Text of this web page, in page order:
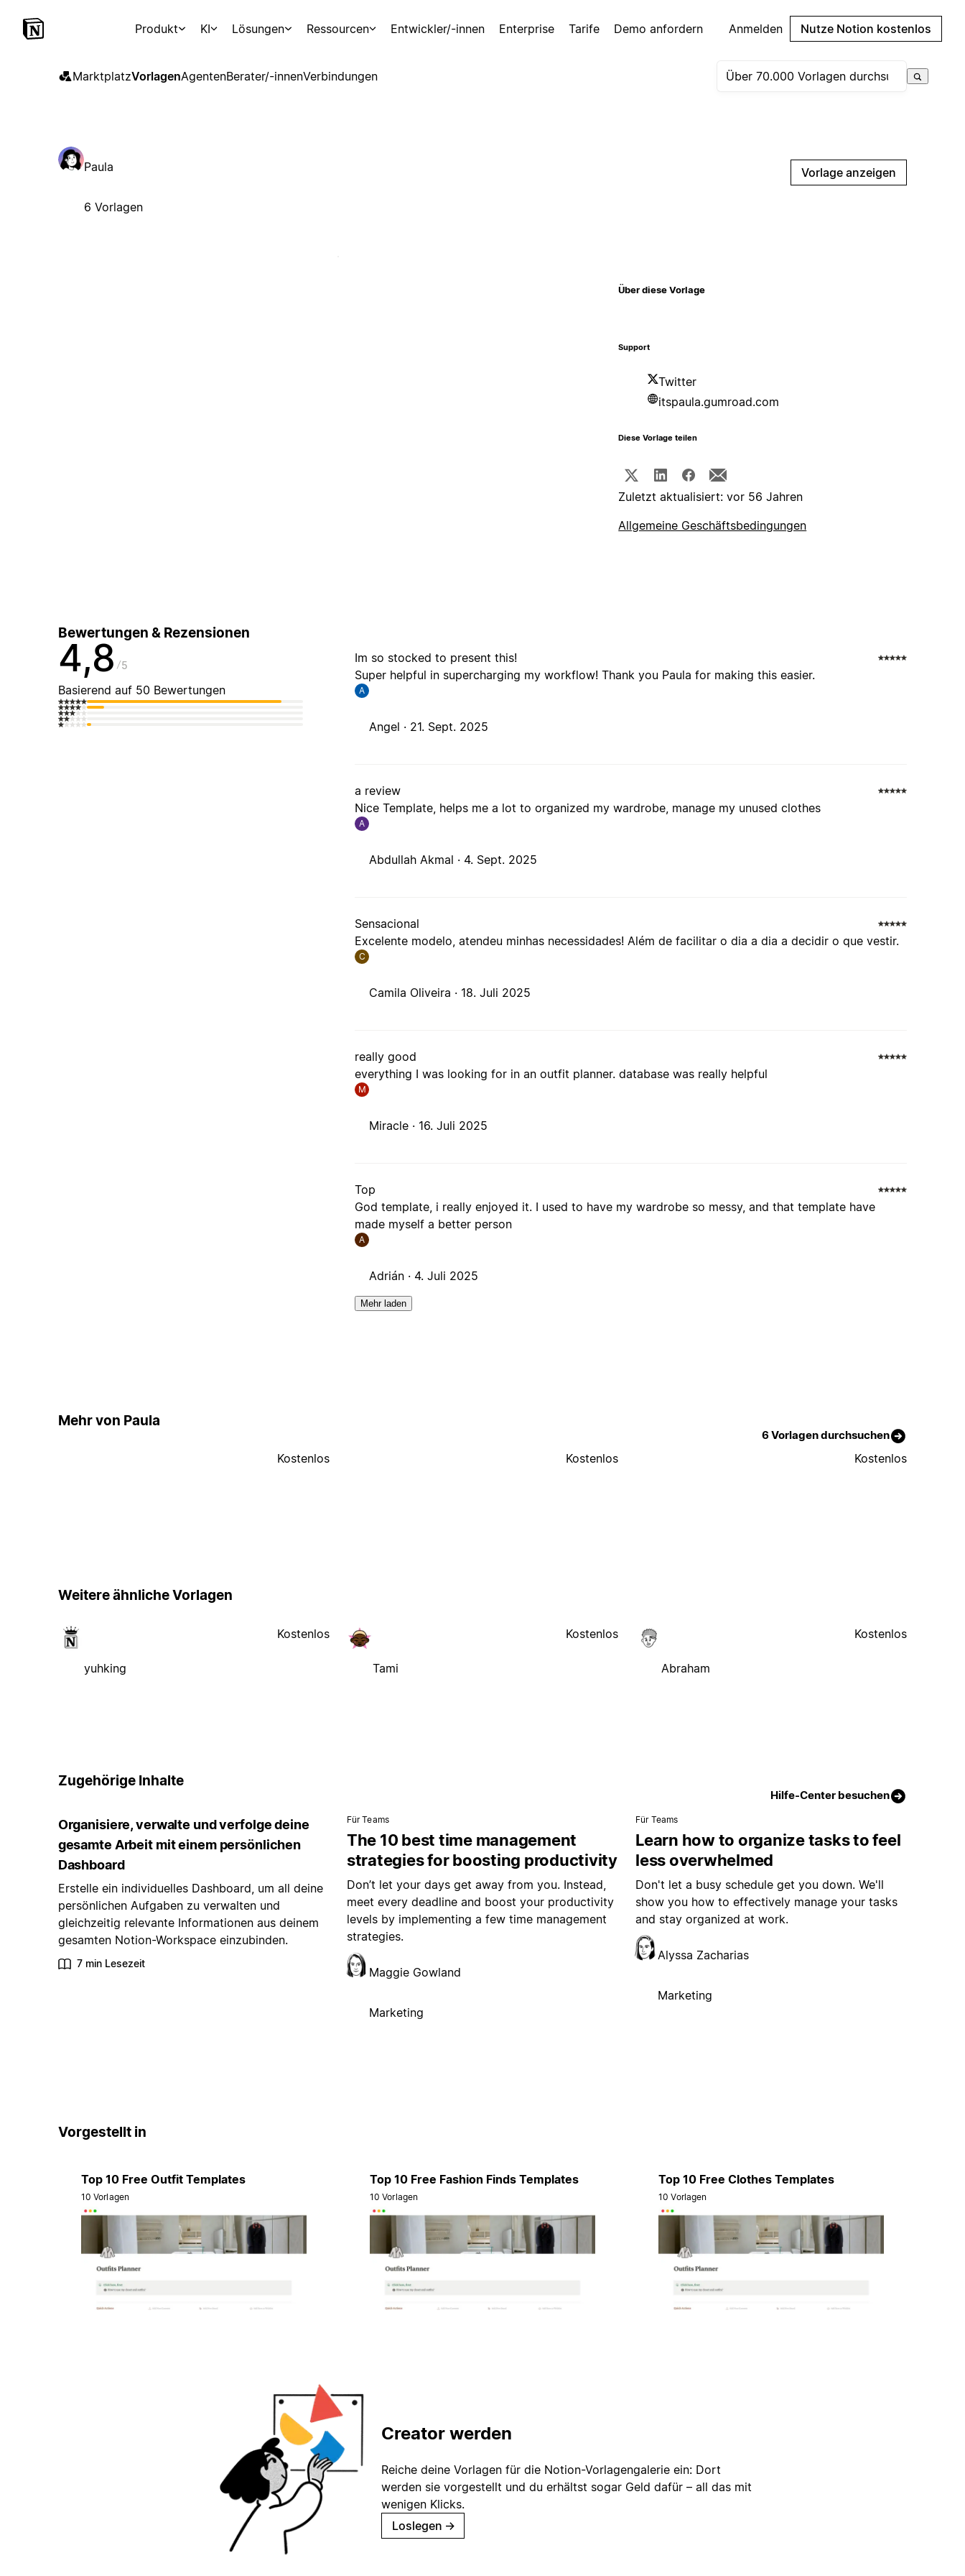
Produkt KI Lösungen Ressourcen Entwickler/-innen Enterprise Tarife Demo anfordern Anmelden Nutze Notion kostenlos
MarktplatzVorlagenAgentenBerater/-innenVerbindungen
Paula
6 Vorlagen
Vorlage anzeigen
Über diese Vorlage
Support
Twitter
itspaula.gumroad.com
Diese Vorlage teilen
Zuletzt aktualisiert: vor 56 Jahren
Allgemeine Geschäftsbedingungen
Bewertungen & Rezensionen
4,8 5
Basierend auf 50 Bewertungen
Im so stocked to present this!
Super helpful in supercharging my workflow! Thank you Paula for making this easier.
A
Angel · 21. Sept. 2025
a review
Nice Template, helps me a lot to organized my wardrobe, manage my unused clothes
A
Abdullah Akmal · 4. Sept. 2025
Sensacional
Excelente modelo, atendeu minhas necessidades! Além de facilitar o dia a dia a decidir o que vestir.
C
Camila Oliveira · 18. Juli 2025
really good
everything I was looking for in an outfit planner. database was really helpful
M
Miracle · 16. Juli 2025
Top
God template, i really enjoyed it. I used to have my wardrobe so messy, and that template have
made myself a better person
A
Adrián · 4. Juli 2025
Mehr laden
Mehr von Paula
6 Vorlagen durchsuchen
Kostenlos Kostenlos Kostenlos
Weitere ähnliche Vorlagen
yuhking
Kostenlos
Tami
Kostenlos
Abraham
Kostenlos
Zugehörige Inhalte
Hilfe-Center besuchen
Organisiere, verwalte und verfolge deine
gesamte Arbeit mit einem persönlichen
Dashboard
Erstelle ein individuelles Dashboard, um all deine
persönlichen Aufgaben zu verwalten und
gleichzeitig relevante Informationen aus deinem
gesamten Notion-Workspace einzubinden.
7 min Lesezeit
Für Teams
The 10 best time management
strategies for boosting productivity
Don’t let your days get away from you. Instead,
meet every deadline and boost your productivity
levels by implementing a few time management
strategies.
Maggie Gowland
Marketing
Für Teams
Learn how to organize tasks to feel
less overwhelmed
Don't let a busy schedule get you down. We'll
show you how to effectively manage your tasks
and stay organized at work.
Alyssa Zacharias
Marketing
Vorgestellt in
Top 10 Free Outfit Templates
10 Vorlagen
Top 10 Free Fashion Finds Templates
10 Vorlagen
Top 10 Free Clothes Templates
10 Vorlagen
Creator werden
Reiche deine Vorlagen für die Notion-Vorlagengalerie ein: Dort
werden sie vorgestellt und du erhältst sogar Geld dafür – all das mit
wenigen Klicks.
Loslegen →